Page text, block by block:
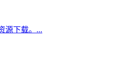
源下载。...